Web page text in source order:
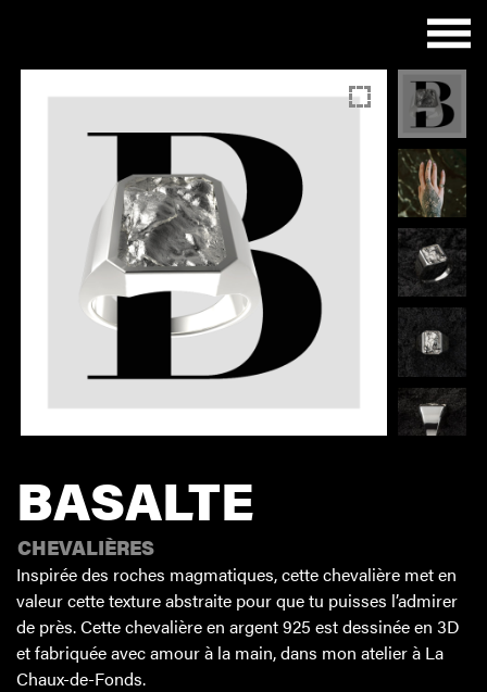
BASALTE
CHEVALIÈRES
Inspirée des roches magmatiques, cette chevalière met en
valeur cette texture abstraite pour que tu puisses l’admirer
de près. Cette chevalière en argent 925 est dessinée en 3D
et fabriquée avec amour à la main, dans mon atelier à La
Chaux-de-Fonds.